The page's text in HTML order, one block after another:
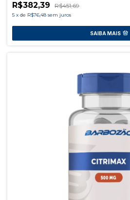
R$382,39 R$451,69
5 x de R$76,48 sem juros
SAIBA MAIS